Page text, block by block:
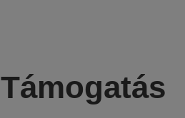
Támogatás